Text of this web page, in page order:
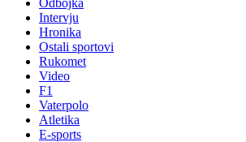
Odbojka
Intervju
Hronika
Ostali sportovi
Rukomet
Video
F1
Vaterpolo
Atletika
E-sports